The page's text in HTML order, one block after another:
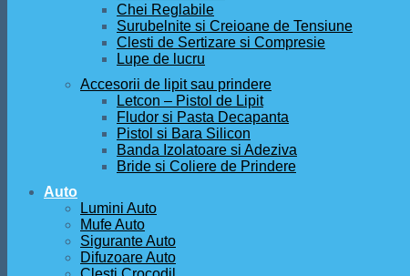
Chei Reglabile
Surubelnite si Creioane de Tensiune
Clesti de Sertizare si Compresie
Lupe de lucru
Accesorii de lipit sau prindere
Letcon – Pistol de Lipit
Fludor si Pasta Decapanta
Pistol si Bara Silicon
Banda Izolatoare si Adeziva
Bride si Coliere de Prindere
Auto
Lumini Auto
Mufe Auto
Sigurante Auto
Difuzoare Auto